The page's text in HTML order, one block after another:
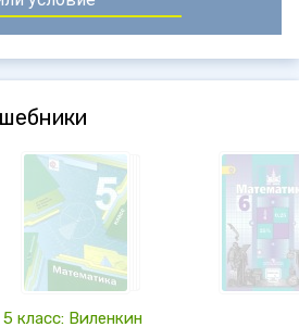
класс: Виленкин